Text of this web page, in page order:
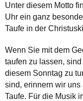
Unter diesem Motto
Uhr ein ganz
Taufe in der
Wenn Sie mit dem
taufen zu lassen,
diesem Sonntag zu
sind, erinnern wir
Taufe. Für die Musik